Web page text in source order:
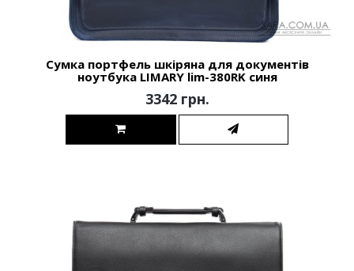
Сумка портфель шкіряна для документів
ноутбука LIMARY lim-380RK синя
3342 грн.